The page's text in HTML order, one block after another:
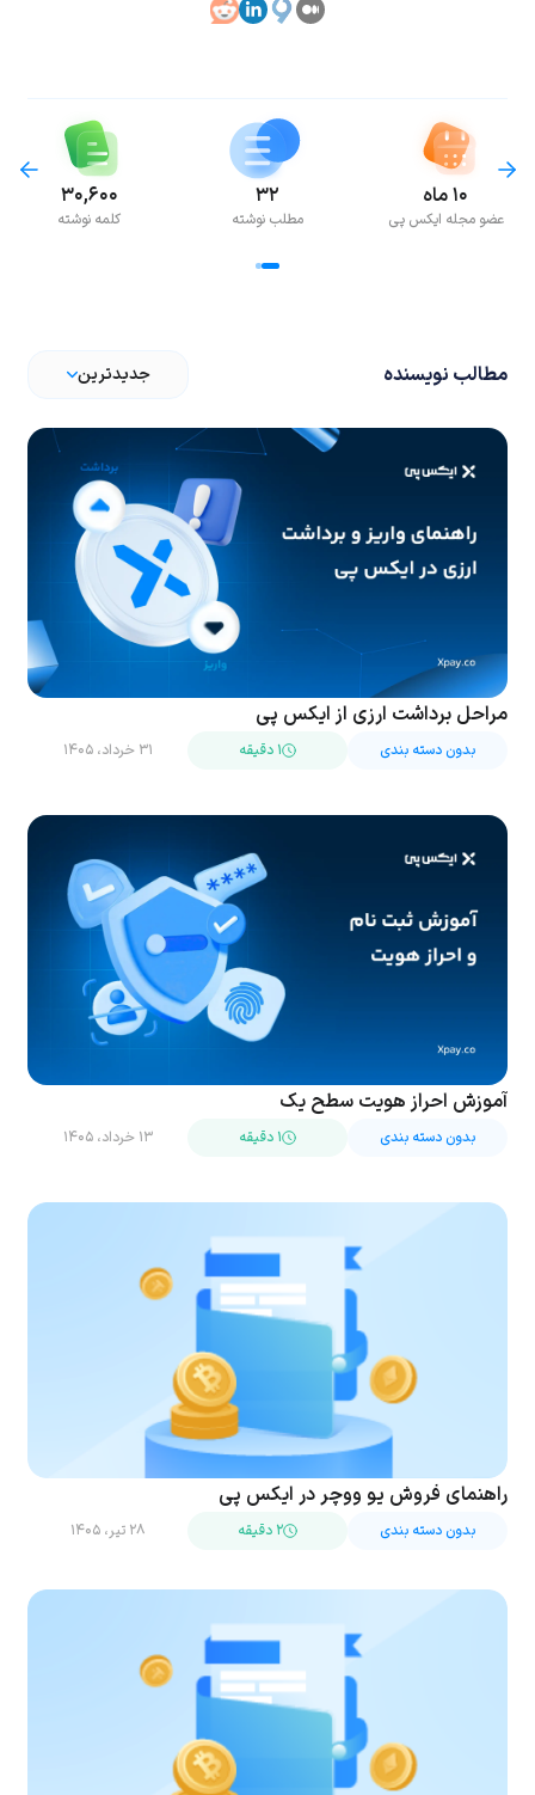
۱۰ ماه
عضو مجله ایکس پی
۳۲
مطلب نوشته
۳۰,۶۰۰
کلمه نوشته
مطالب نویسنده جدیدترین
مراحل برداشت ارزی از ایکس پی
بدون دسته بندی ۱ دقیقه ۳۱ خرداد، ۱۴۰۵
آموزش احراز هویت سطح یک
بدون دسته بندی ۱ دقیقه ۱۳ خرداد، ۱۴۰۵
راهنمای فروش یو ووچر در ایکس پی
بدون دسته بندی ۲ دقیقه ۲۸ تیر، ۱۴۰۵